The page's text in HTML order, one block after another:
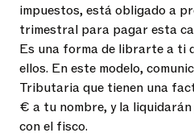
impuestos, está obligado a
trimestral para pagar esta
Es una forma de librarte a ti
ellos. En este modelo,
Tributaria que tienen una
€ a tu nombre, y la
con el fisco.